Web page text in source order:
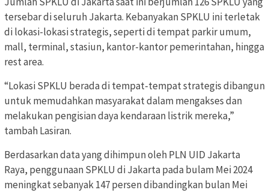
tersebar di seluruh Jakarta. Kebanyakan SPKLU ini terletak
di lokasi-lokasi strategis, seperti di tempat parkir umum,
mall, terminal, stasiun, kantor-kantor pemerintahan, hingga
rest area.
“Lokasi SPKLU berada di tempat-tempat strategis dibangun
untuk memudahkan masyarakat dalam mengakses dan
melakukan pengisian daya kendaraan listrik mereka,”
tambah Lasiran.
Berdasarkan data yang dihimpun oleh PLN UID Jakarta
Raya, penggunaan SPKLU di Jakarta pada bulam Mei 2024
meningkat sebanyak 147 persen dibandingkan bulan Mei